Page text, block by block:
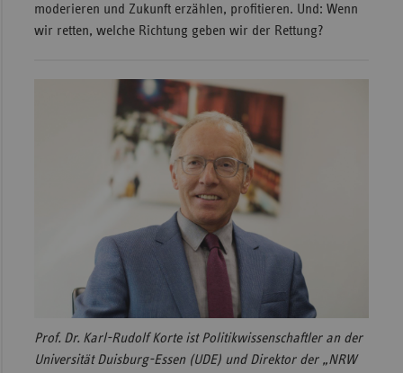
moderieren und Zukunft erzählen, profitieren. Und: Wenn
wir retten, welche Richtung geben wir der Rettung?
Prof. Dr. Karl-Rudolf Korte ist Politikwissenschaftler an der
Universität Duisburg-Essen (UDE) und Direktor der „NRW